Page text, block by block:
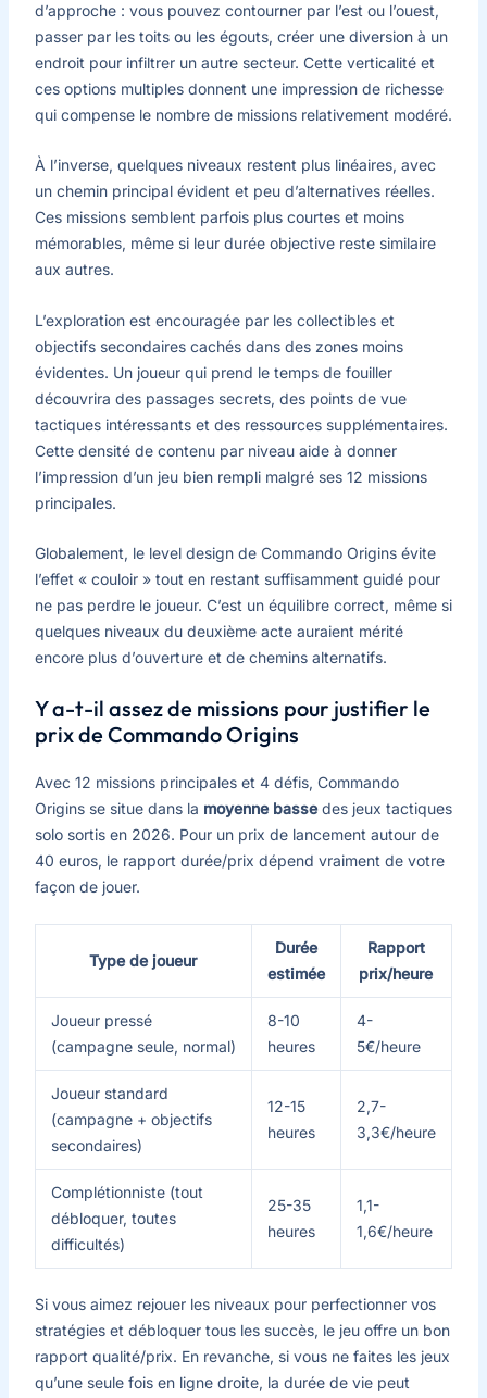
d’approche : vous pouvez contourner par l’est ou l’ouest,
passer par les toits ou les égouts, créer une diversion à un
endroit pour infiltrer un autre secteur. Cette verticalité et
ces options multiples donnent une impression de richesse
qui compense le nombre de missions relativement modéré.
À l’inverse, quelques niveaux restent plus linéaires, avec
un chemin principal évident et peu d’alternatives réelles.
Ces missions semblent parfois plus courtes et moins
mémorables, même si leur durée objective reste similaire
aux autres.
L’exploration est encouragée par les collectibles et
objectifs secondaires cachés dans des zones moins
évidentes. Un joueur qui prend le temps de fouiller
découvrira des passages secrets, des points de vue
tactiques intéressants et des ressources supplémentaires.
Cette densité de contenu par niveau aide à donner
l’impression d’un jeu bien rempli malgré ses 12 missions
principales.
Globalement, le level design de Commando Origins évite
l’effet « couloir » tout en restant suffisamment guidé pour
ne pas perdre le joueur. C’est un équilibre correct, même si
quelques niveaux du deuxième acte auraient mérité
encore plus d’ouverture et de chemins alternatifs.
Y a-t-il assez de missions pour justifier le
prix de Commando Origins
Avec 12 missions principales et 4 défis, Commando
Origins se situe dans la moyenne bassedes jeux tactiques
solo sortis en 2026. Pour un prix de lancement autour de
40 euros, le rapport durée/prix dépend vraiment de votre
façon de jouer.
Type de joueur
Durée
estimée
Rapport
prix/heure
Joueur pressé
(campagne seule, normal)
8-10
heures
4-
5€/heure
Joueur standard
(campagne + objectifs
secondaires)
12-15
heures
2,7-
3,3€/heure
Complétionniste (tout
débloquer, toutes
difficultés)
25-35
heures
1,1-
1,6€/heure
Si vous aimez rejouer les niveaux pour perfectionner vos
stratégies et débloquer tous les succès, le jeu offre un bon
rapport qualité/prix. En revanche, si vous ne faites les jeux
qu’une seule fois en ligne droite, la durée de vie peut